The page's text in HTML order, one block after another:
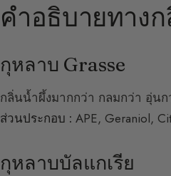
คำอธิบายทาง
กุหลาบ Grasse
กลิ่นน้ำผึ้งมากกว่า กลมกว่า อุ่น
ส่วนประกอบ : APE, Geraniol,
กุหลาบบัลแกเรีย